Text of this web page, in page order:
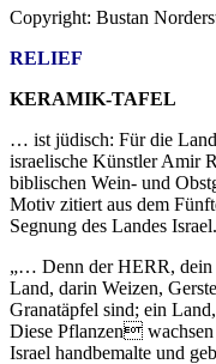
Copyright: Bustan
RELIEF
KERAMIK-TAFEL
… ist jüdisch: Für die
israelische Künstler Amir
biblischen Wein- und
Motiv zitiert aus dem
Segnung des Landes Israel.
„… Denn der HERR, dein
Land, darin Weizen,
Granatäpfel sind; ein
Diese Pflanzen
Israel handbemalte und